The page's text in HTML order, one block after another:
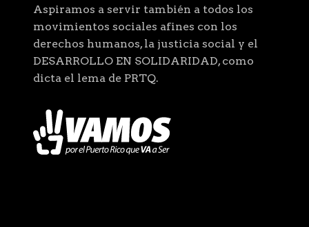
Aspiramos a servir también a todos los
movimientos sociales afines con los
derechos humanos, la justicia social y el
DESARROLLO EN SOLIDARIDAD, como
dicta el lema de PRTQ.